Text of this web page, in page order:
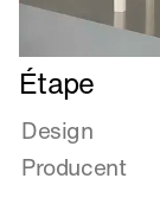
Læs
mere
om
Étape
Étape
Design
Producent